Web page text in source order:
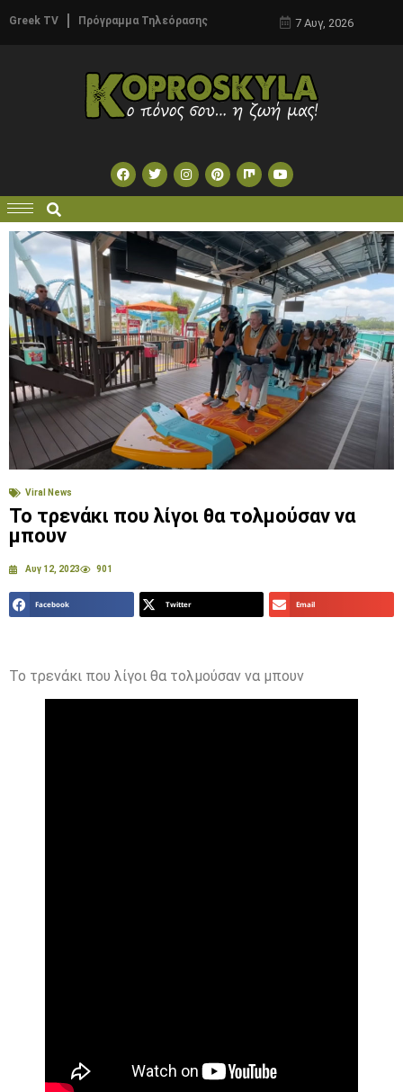
Greek TV Πρόγραμμα Τηλεόρασης 7 Αυγ, 2026
Viral News
Το τρενάκι που λίγοι θα τολμούσαν να
μπουν
Αυγ 12, 2023 901
Facebook Twitter Email
Το τρενάκι που λίγοι θα τολμούσαν να μπουν